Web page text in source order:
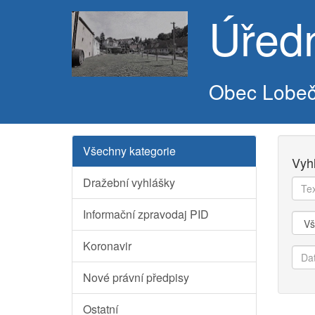
Obec
Všechny kategorie
Dražební vyhlášky
Informační zpravodaj PID
Koronavir
Nové právní předpisy
Ostatní
Text
k
od